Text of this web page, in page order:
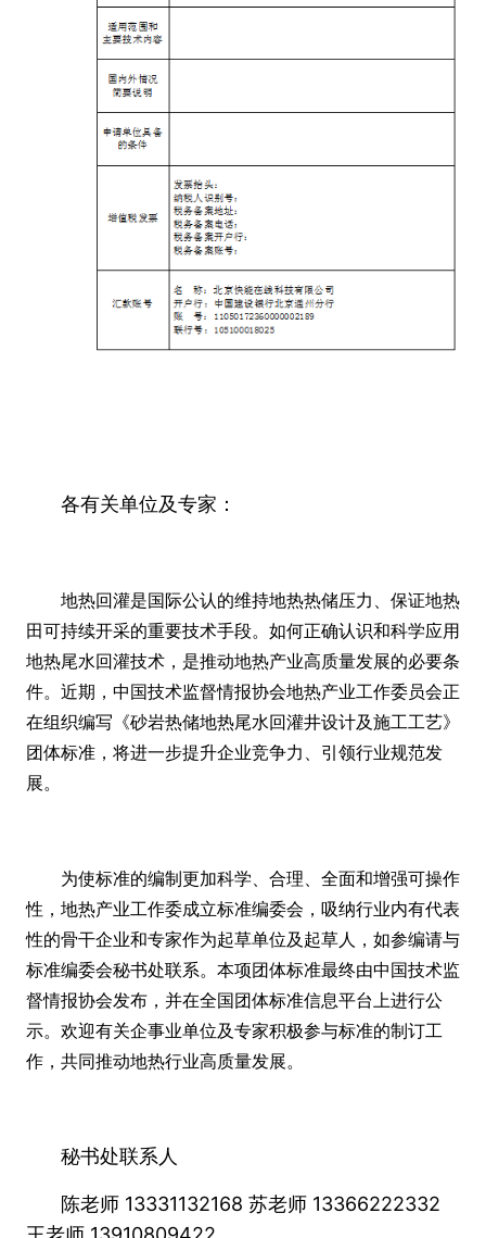
各有关单位及专家：
地热回灌是国际公认的维持地热热储压力、保证地热
田可持续开采的重要技术手段。如何正确认识和科学应用
地热尾水回灌技术，是推动地热产业高质量发展的必要条
件。近期，中国技术监督情报协会地热产业工作委员会正
在组织编写《砂岩热储地热尾水回灌井设计及施工工艺》
团体标准，将进一步提升企业竞争力、引领行业规范发
展。
为使标准的编制更加科学、合理、全面和增强可操作
性，地热产业工作委成立标准编委会，吸纳行业内有代表
性的骨干企业和专家作为起草单位及起草人，如参编请与
标准编委会秘书处联系。本项团体标准最终由中国技术监
督情报协会发布，并在全国团体标准信息平台上进行公
示。欢迎有关企事业单位及专家积极参与标准的制订工
作，共同推动地热行业高质量发展。
秘书处联系人
陈老师 13331132168 苏老师 13366222332